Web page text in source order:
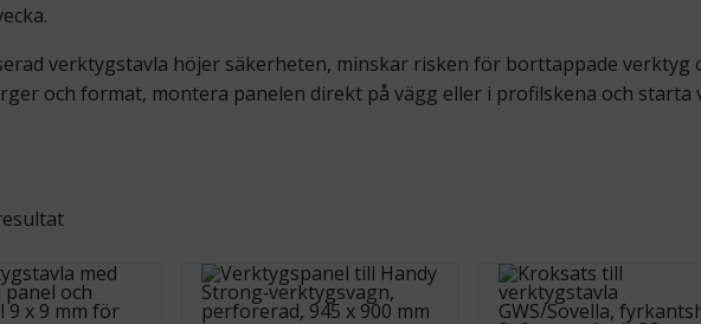
verktygstavla höjer säkerheten, minskar risken för borttappade verktyg
och format, montera panelen direkt på vägg eller i profilskena och starta